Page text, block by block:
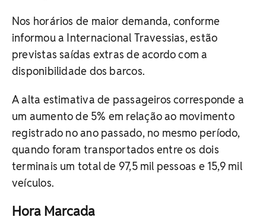
Nos horários de maior demanda, conforme
informou a Internacional Travessias, estão
previstas saídas extras de acordo com a
disponibilidade dos barcos.
A alta estimativa de passageiros corresponde a
um aumento de 5% em relação ao movimento
registrado no ano passado, no mesmo período,
quando foram transportados entre os dois
terminais um total de 97,5 mil pessoas e 15,9 mil
veículos.
Hora Marcada